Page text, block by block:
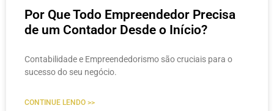
Por Que Todo Empreendedor Precisa
de um Contador Desde o Início?
Contabilidade e Empreendedorismo são cruciais para o
sucesso do seu negócio.
CONTINUE LENDO >>